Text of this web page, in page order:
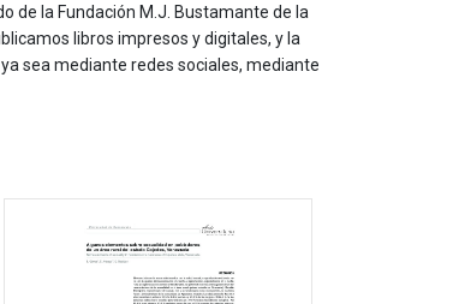
de la Fundación M.J. Bustamante de la
libros impresos y digitales, y la
sea mediante redes sociales, mediante